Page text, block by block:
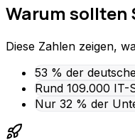
Warum sollten
Diese Zahlen zeigen,
53 % der
Rund 109.000 IT-
Nur 32 % der